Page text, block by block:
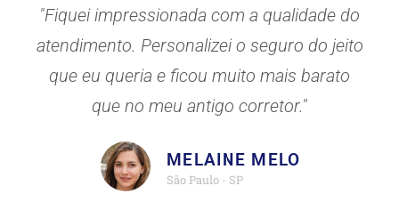
"Fiquei impressionada com a qualidade do
atendimento. Personalizei o seguro do jeito
que eu queria e ficou muito mais barato
que no meu antigo corretor."
MELAINE MELO
São Paulo - SP